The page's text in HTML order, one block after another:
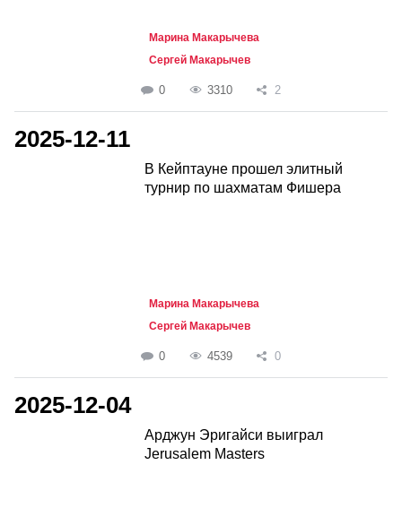
Марина Макарычева
Сергей Макарычев
0 3310 2
2025-12-11
В Кейптауне прошел элитный
турнир по шахматам Фишера
Марина Макарычева
Сергей Макарычев
0 4539 0
2025-12-04
Арджун Эригайси выиграл
Jerusalem Masters